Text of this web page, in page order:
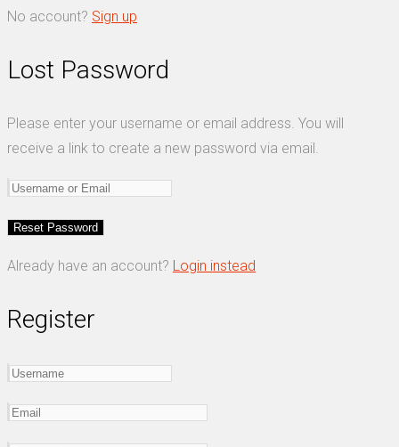
No account? Sign up
Lost Password
Please enter your username or email address. You will
receive a link to create a new password via email.
Already have an account? Login instead
Register